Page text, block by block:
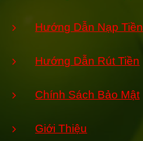
Hướng Dẫn Nạp Tiền
Hướng Dẫn Rút Tiền
Chính Sách Bảo Mật
Giới Thiệu